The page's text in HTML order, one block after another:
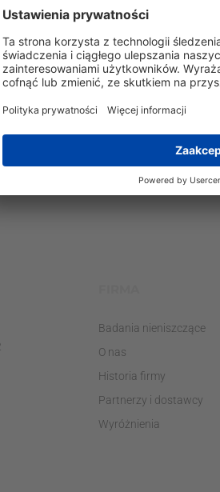
Badania nieniszczące
O nas
Historia firmy
Partnerzy i dostawcy
Wyróżnienia